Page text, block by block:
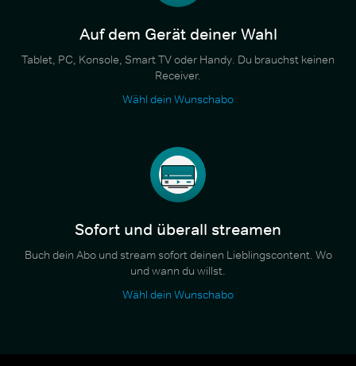
Auf dem Gerät deiner Wahl
Tablet, PC, Konsole, Smart TV oder Handy. Du brauchst keinen
Receiver.
Wähl dein Wunschabo
Sofort und überall streamen
Buch dein Abo und stream sofort deinen Lieblingscontent. Wo
und wann du willst.
Wähl dein Wunschabo